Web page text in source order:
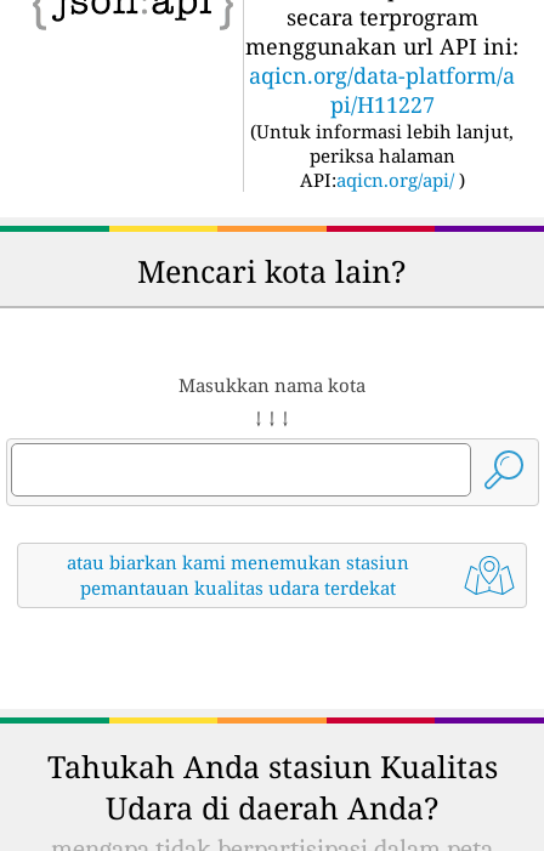
secara terprogram
menggunakan url API ini:
aqicn.org/data-platform/a
pi/H11227
(Untuk informasi lebih lanjut,
periksa halaman
API:aqicn.org/api/ )
Mencari kota lain?
Masukkan nama kota
↓ ↓ ↓
atau biarkan kami menemukan stasiun
pemantauan kualitas udara terdekat
Tahukah Anda stasiun Kualitas
Udara di daerah Anda?